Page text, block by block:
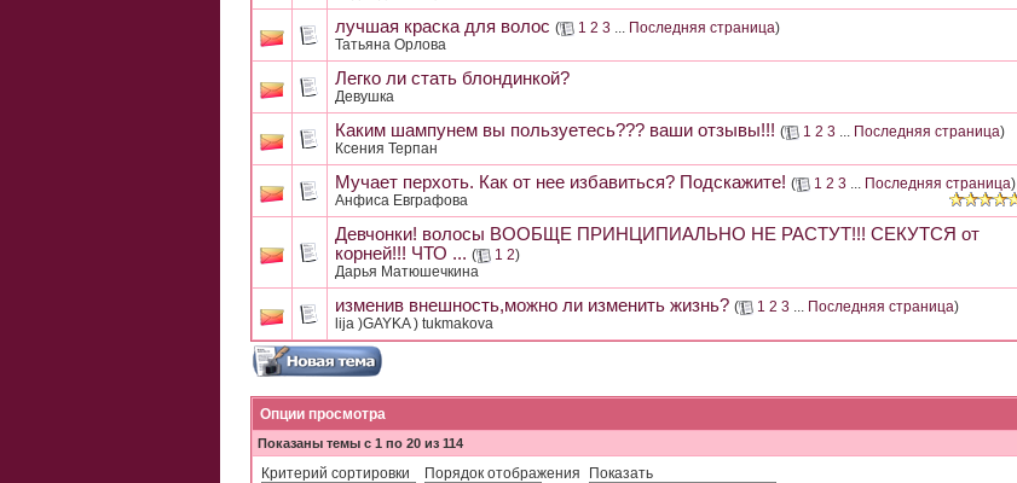
лучшая краска для волос ( 1 2 3 ... Последняя страница)
Татьяна Орлова
Легко ли стать блондинкой?
Девушка
Каким шампунем вы пользуетесь??? ваши отзывы!!! ( 1 2 3 ... Последняя страница)
Ксения Терпан
Мучает перхоть. Как от нее избавиться? Подскажите! ( 1 2 3 ... Последняя страница)
Анфиса Евграфова
Девчонки! волосы ВООБЩЕ ПРИНЦИПИАЛЬНО НЕ РАСТУТ!!! СЕКУТСЯ от
корней!!! ЧТО ... ( 1 2)
Дарья Матюшечкина
изменив внешность,можно ли изменить жизнь? ( 1 2 3 ... Последняя страница)
lija )GAYKA ) tukmakova
Опции просмотра
Показаны темы с 1 по 20 из 114
Критерий сортировки Порядок отображения Показать